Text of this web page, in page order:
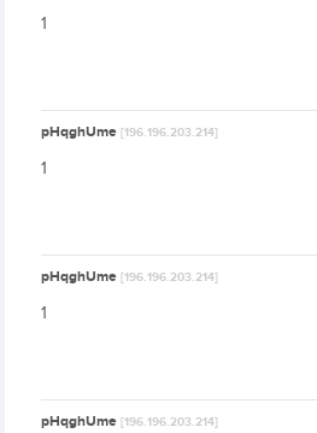
1
pHqghUme[196.196.203.214]
1
pHqghUme[196.196.203.214]
1
pHqghUme[196.196.203.214]